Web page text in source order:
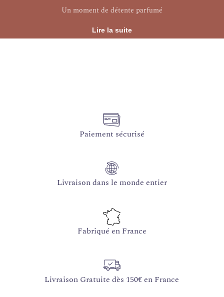
Un moment de détente parfumé
Lire la suite
Paiement sécurisé
Livraison dans le monde entier
Fabriqué en France
Livraison Gratuite dès 150€ en France